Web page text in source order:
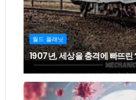
월드 플래닛
1907년, 세상을 충격에 빠뜨린